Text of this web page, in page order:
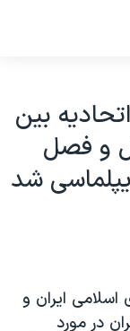
بين
و فصل
شد
ايران و
در مورد